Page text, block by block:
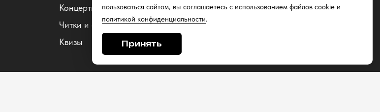
пользоваться сайтом, вы соглашаетесь с использованием файлов cookie и
политикой конфиденциальности.
Принять
Концерты
Читки и открытые репетиции
Квизы
info@nochteatrov.ru